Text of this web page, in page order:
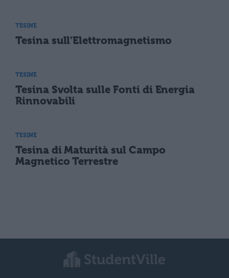
TESINE
Tesina sull'Elettromagnetismo
TESINE
Tesina Svolta sulle Fonti di Energia
Rinnovabili
TESINE
Tesina di Maturità sul Campo
Magnetico Terrestre